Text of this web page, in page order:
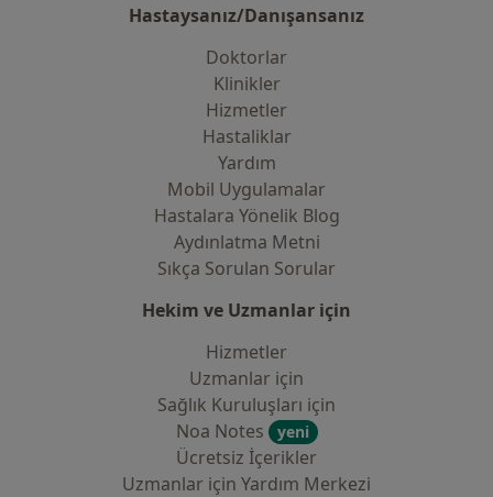
Hastaysanız/Danışansanız
Doktorlar
Klinikler
Hizmetler
Hastaliklar
Yardım
Mobil Uygulamalar
Hastalara Yönelik Blog
Aydınlatma Metni
Sıkça Sorulan Sorular
Hekim ve Uzmanlar için
Hizmetler
Uzmanlar için
Sağlık Kuruluşları için
Noa Notes
yeni
Ücretsiz İçerikler
Uzmanlar için Yardım Merkezi